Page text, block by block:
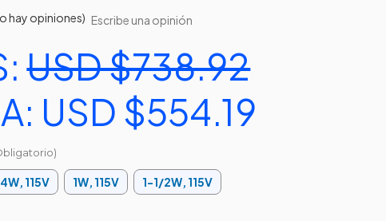
hay opiniones) Escribe una opinión
USD $738.92
USD $554.19
115V 1W, 115V 1-1/2W, 115V